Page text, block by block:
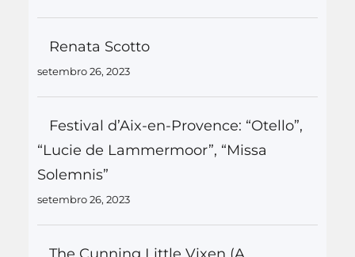
Renata Scotto
setembro 26, 2023
Festival d’Aix-en-Provence: “Otello”,
“Lucie de Lammermoor”, “Missa
Solemnis”
setembro 26, 2023